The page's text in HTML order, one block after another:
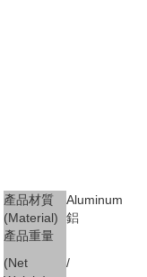
產品材質
(Material)
Aluminum
鋁
產品重量
(Net
/